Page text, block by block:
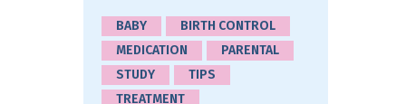
BABY
BIRTH CONTROL
MEDICATION
PARENTAL
STUDY
TIPS
TREATMENT